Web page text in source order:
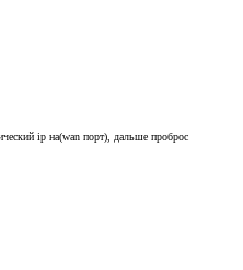
ip на(wan порт), дальше проброс